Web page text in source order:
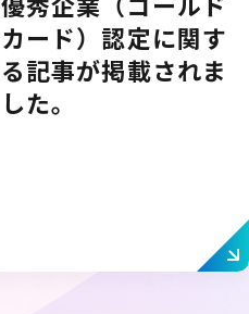
カード）認定に関す
る記事が掲載されま
した。